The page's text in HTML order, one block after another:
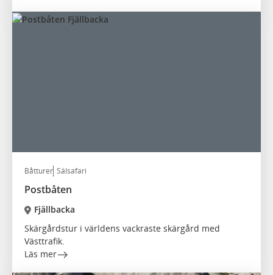
Båtturer Sälsafari
Postbåten
Fjällbacka
Skärgårdstur i världens vackraste skärgård med
Västtrafik.
Läs mer